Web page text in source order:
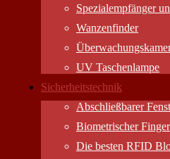
Spezialempfänger
Wanzenfinder
UV Taschenlampe
Sicherheitstechnik
Abschließbarer
Biometrischer
Die besten RFID